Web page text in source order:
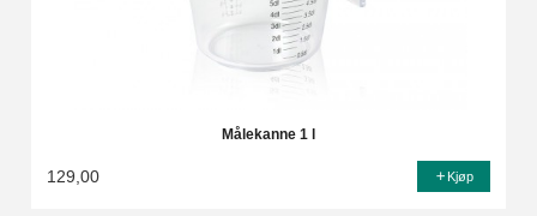
Målekanne 1 l
129,00 Kjøp